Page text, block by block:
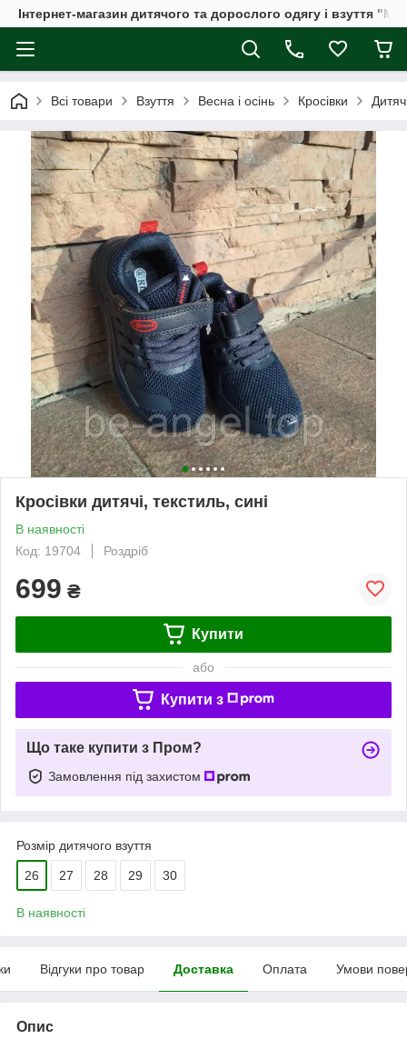
Інтернет-магазин дитячого та дорослого одягу і взуття
Всі товари Взуття Весна і осінь Кросівки
Кросівки дитячі, текстиль, сині
В наявності
Код: 19704
Роздріб
699 ₴
Купити
або
Купити з
Що таке купити з Пром?
Замовлення під захистом
Розмір дитячого взуття
26 27 28 29 30
В наявності
Відгуки про товар Доставка Оплата Умови
Опис